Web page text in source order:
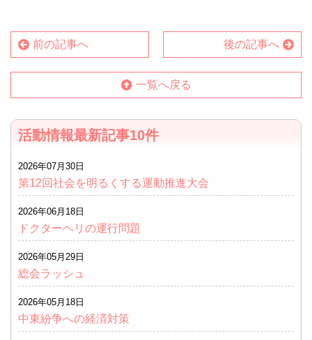
前の記事へ 後の記事へ
一覧へ戻る
活動情報最新記事10件
2026年07月30日
第12回社会を明るくする運動推進大会
2026年06月18日
ドクターヘリの運行問題
2026年05月29日
総会ラッシュ
2026年05月18日
中東紛争への経済対策